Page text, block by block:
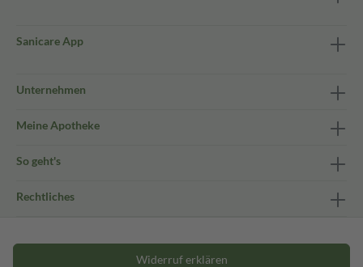
Sanicare App
Unternehmen
Meine Apotheke
So geht's
Rechtliches
Widerruf erklären